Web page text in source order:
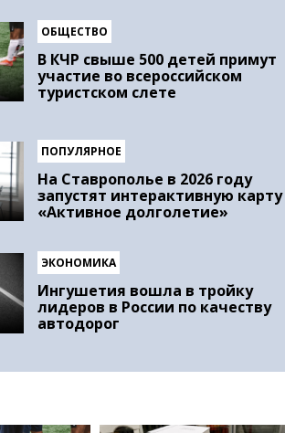
ОБЩЕСТВО
В КЧР свыше 500 детей примут
участие во всероссийском
туристском слете
ПОПУЛЯРНОЕ
На Ставрополье в 2026 году
запустят интерактивную карту
«Активное долголетие»
ЭКОНОМИКА
Ингушетия вошла в тройку
лидеров в России по качеству
автодорог